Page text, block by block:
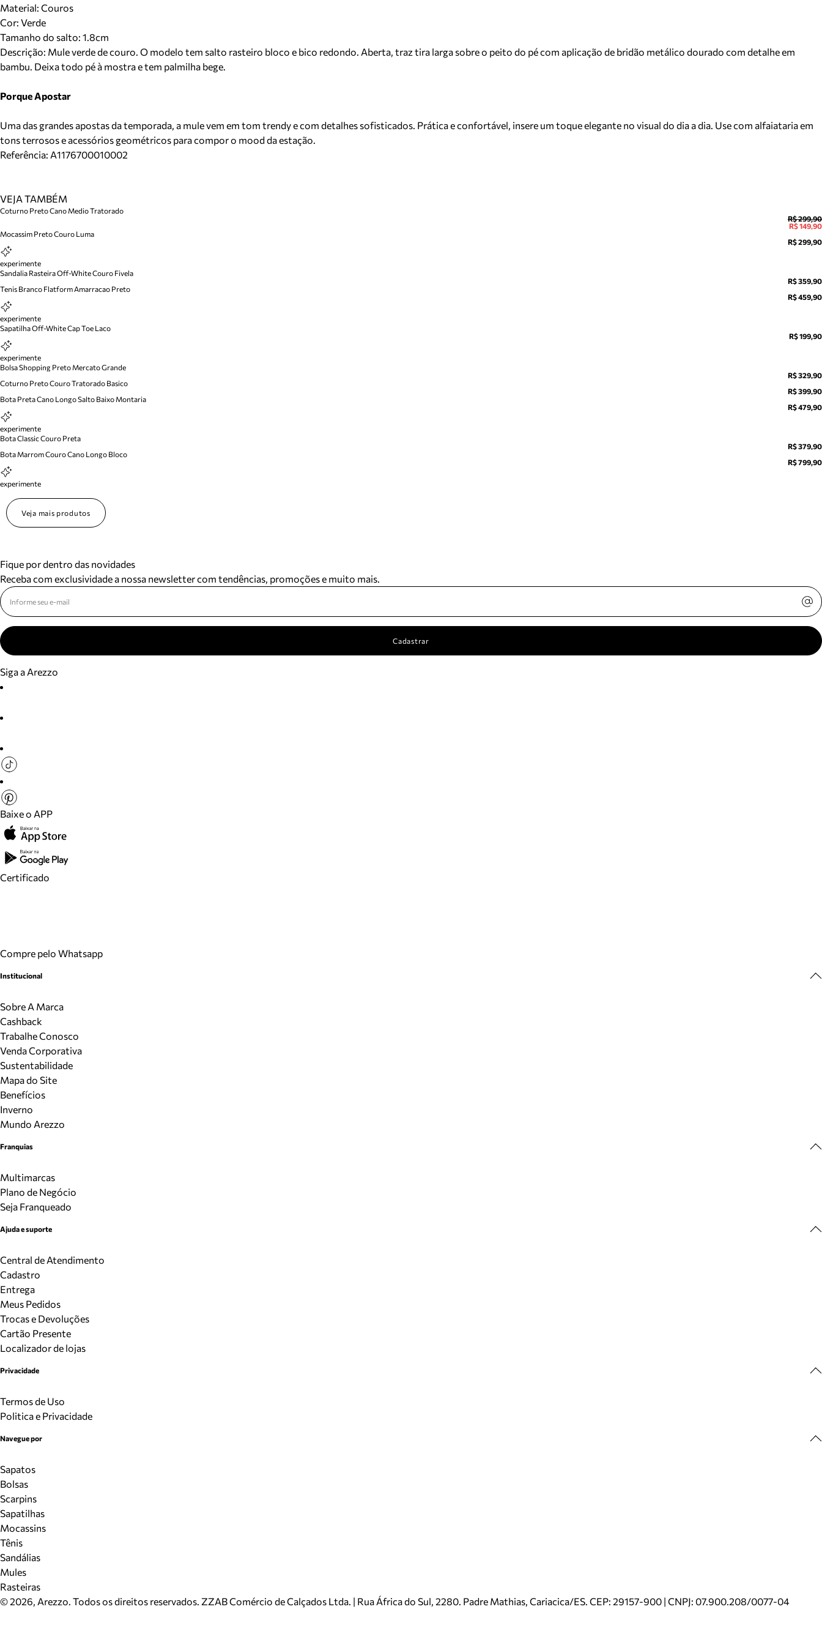
Material: Couros
Cor: Verde
Tamanho do salto: 1.8cm
Descrição: Mule verde de couro. O modelo tem salto rasteiro bloco e bico redondo. Aberta, traz tira larga sobre o peito do pé com aplicação de bridão metálico dourado com detalhe em
bambu. Deixa todo pé à mostra e tem palmilha bege.
Porque Apostar
Uma das grandes apostas da temporada, a mule vem em tom trendy e com detalhes sofisticados. Prática e confortável, insere um toque elegante no visual do dia a dia. Use com alfaiataria em
tons terrosos e acessórios geométricos para compor o mood da estação.
Referência: A1176700010002
VEJA TAMBÉM
Coturno Preto Cano Medio Tratorado
R$ 299,90
R$ 149,90
Mocassim Preto Couro Luma
R$ 299,90
experimente
Sandalia Rasteira Off-White Couro Fivela
R$ 359,90
Tenis Branco Flatform Amarracao Preto
R$ 459,90
experimente
Sapatilha Off-White Cap Toe Laco
R$ 199,90
experimente
Bolsa Shopping Preto Mercato Grande
R$ 329,90
Coturno Preto Couro Tratorado Basico
R$ 399,90
Bota Preta Cano Longo Salto Baixo Montaria
R$ 479,90
experimente
Bota Classic Couro Preta
R$ 379,90
Bota Marrom Couro Cano Longo Bloco
R$ 799,90
experimente
Veja mais produtos
Fique por dentro das novidades
Receba com exclusividade a nossa newsletter com tendências, promoções e muito mais.
Cadastrar
Siga a Arezzo
Baixe o APP
Certificado
Compre pelo Whatsapp
Institucional
Sobre A Marca
Cashback
Trabalhe Conosco
Venda Corporativa
Sustentabilidade
Mapa do Site
Benefícios
Inverno
Mundo Arezzo
Franquias
Multimarcas
Plano de Negócio
Seja Franqueado
Ajuda e suporte
Central de Atendimento
Cadastro
Entrega
Meus Pedidos
Trocas e Devoluções
Cartão Presente
Localizador de lojas
Privacidade
Termos de Uso
Politica e Privacidade
Navegue por
Sapatos
Bolsas
Scarpins
Sapatilhas
Mocassins
Tênis
Sandálias
Mules
Rasteiras
©2026, Arezzo. Todos os direitos reservados. ZZAB Comércio de Calçados Ltda. | Rua África do Sul, 2280. Padre Mathias, Cariacica/ES. CEP: 29157-900 | CNPJ: 07.900.208/0077-04